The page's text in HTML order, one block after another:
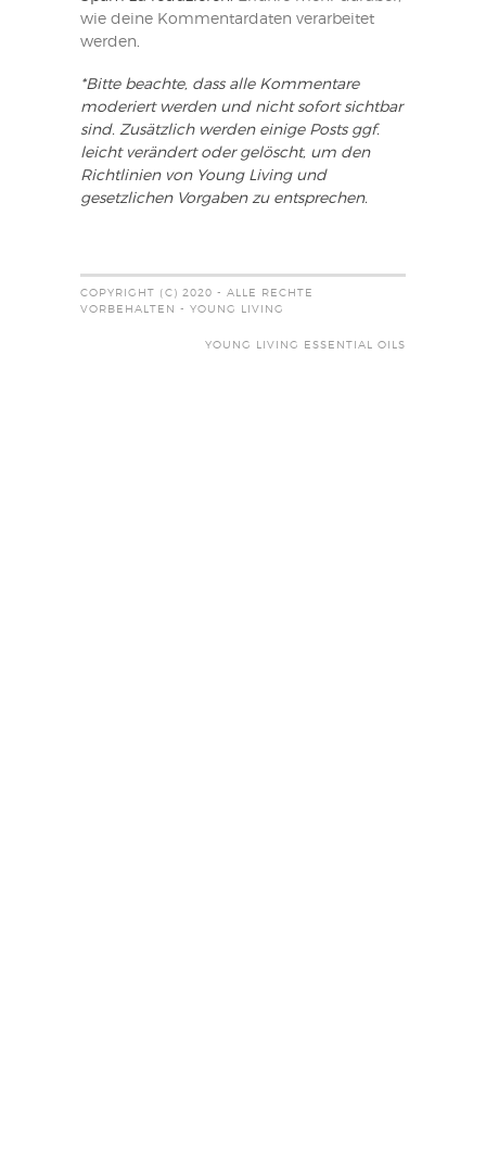
wie deine Kommentardaten verarbeitet
werden.
*Bitte beachte, dass alle Kommentare
moderiert werden und nicht sofort sichtbar
sind. Zusätzlich werden einige Posts ggf.
leicht verändert oder gelöscht, um den
Richtlinien von Young Living und
gesetzlichen Vorgaben zu entsprechen.
COPYRIGHT (C) 2020 - ALLE RECHTE
VORBEHALTEN - YOUNG LIVING
YOUNG LIVING ESSENTIAL OILS